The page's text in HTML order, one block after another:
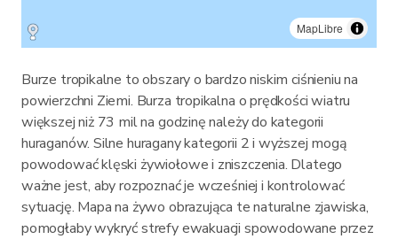
MapLibre
Burze tropikalne to obszary o bardzo niskim ciśnieniu na
powierzchni Ziemi. Burza tropikalna o prędkości wiatru
większej niż 73 mil na godzinę należy do kategorii
huraganów. Silne huragany kategorii 2 i wyższej mogą
powodować klęski żywiołowe i zniszczenia. Dlatego
ważne jest, aby rozpoznać je wcześniej i kontrolować
sytuację. Mapa na żywo obrazująca te naturalne zjawiska,
pomogłaby wykryć strefy ewakuacji spowodowane przez